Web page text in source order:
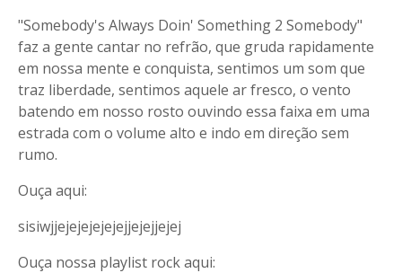
"Somebody's Always Doin' Something 2 Somebody"
faz a gente cantar no refrão, que gruda rapidamente
em nossa mente e conquista, sentimos um som que
traz liberdade, sentimos aquele ar fresco, o vento
batendo em nosso rosto ouvindo essa faixa em uma
estrada com o volume alto e indo em direção sem
rumo.
Ouça aqui:
sisiwjjejejejejejejjejejjejej
Ouça nossa playlist rock aqui: